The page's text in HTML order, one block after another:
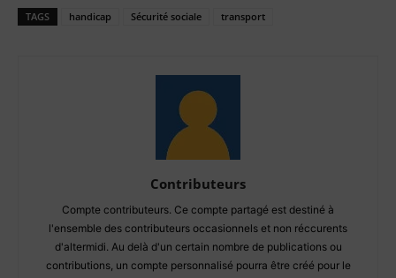
TAGS handicap Sécurité sociale transport
Contributeurs
Compte contributeurs. Ce compte partagé est destiné à
l'ensemble des contributeurs occasionnels et non réccurents
d'altermidi. Au delà d'un certain nombre de publications ou
contributions, un compte personnalisé pourra être créé pour le